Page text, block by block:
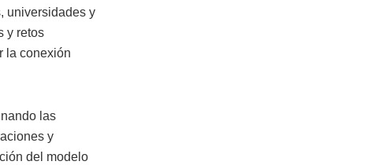
universidades y
y retos
la conexión
las
y
del modelo